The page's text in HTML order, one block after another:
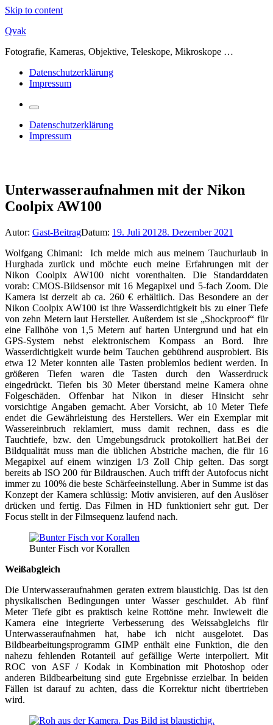
Skip to content
Qvak
Fotografie, Kameras, Objektive, Teleskope, Mikroskope …
Datenschutzerklärung
Impressum
Datenschutzerklärung
Impressum
Unterwasseraufnahmen mit der Nikon
Coolpix AW100
Autor: Gast-BeitragDatum: 19. Juli 20128. Dezember 2021
Wolfgang Chimani: Ich melde mich aus meinem Tauchurlaub in
Hurghada zurück und möchte euch meine Erfahrungen mit der
Nikon Coolpix AW100 nicht vorenthalten. Die Standarddaten
vorab: CMOS-Bildsensor mit 16 Megapixel und 5-fach Zoom. Die
Kamera ist derzeit ab ca. 260 € erhältlich. Das Besondere an der
Nikon Coolpix AW100 ist ihre Wasserdichtigkeit bis zu einer Tiefe
von zehn Metern laut Hersteller. Außerdem ist sie „Shockproof“ für
eine Fallhöhe von 1,5 Metern auf harten Untergrund und hat ein
GPS-System nebst elektronischem Kompass an Bord. Ihre
Wasserdichtigkeit wurde beim Tauchen gebührend ausprobiert. Bis
etwa 12 Meter konnten alle Tasten problemlos bedient werden. In
größeren Tiefen waren die Tasten durch den Wasserdruck
eingedrückt. Tiefen bis 30 Meter überstand meine Kamera ohne
Folgeschäden. Offenbar hat Nikon in dieser Hinsicht sehr
vorsichtige Angaben gemacht. Aber Vorsicht, ab 10 Meter Tiefe
endet die Gewährleistung des Herstellers. Wer ein Exemplar mit
Wassereinbruch reklamiert, muss damit rechnen, dass es die
Tauchtiefe, bzw. den Umgebungsdruck protokolliert hat.Bei der
Bildqualität muss man die üblichen Abstriche machen, die für 16
Megapixel auf einem winzigen 1/3 Zoll Chip gelten. Das sorgt
bereits ab ISO 200 für Bildrauschen. Auch trifft der Autofocus nicht
immer zu 100% die beste Schärfeeinstellung. Aber in Summe ist das
Konzept der Kamera schlüssig: Motiv anvisieren, auf den Auslöser
drücken und fertig. Das Filmen in HD funktioniert sehr gut. Der
Focus stellt in der Filmsequenz laufend nach.
Bunter Fisch vor Korallen
Weißabgleich
Die Unterwasseraufnahmen geraten extrem blaustichig. Das ist den
physikalischen Bedingungen unter Wasser geschuldet. Ab fünf
Meter Tiefe gibt es praktisch keine Rottöne mehr. Inwieweit die
Kamera eine integrierte Verbesserung des Weissabgleichs für
Unterwasseraufnahmen hat, habe ich nicht ausgelotet. Das
Bildbearbeitungsprogramm GIMP enthält eine Funktion, die den
nahezu fehlenden Rotanteil auf gefällige Werte interpoliert. Mit
ROC von ASF / Kodak in Kombination mit Photoshop oder
anderen Bildbearbeitung sind gute Ergebnisse erzielbar. In beiden
Fällen ist darauf zu achten, dass die Korrektur nicht übertrieben
wird.